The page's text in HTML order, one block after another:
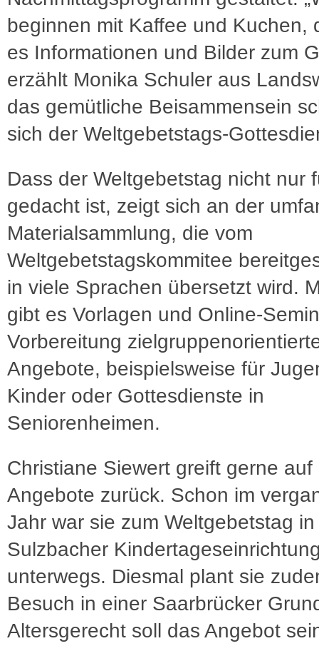
beginnen mit Kaffee und Kuchen,
es Informationen und Bilder zum
erzählt Monika Schuler aus
das gemütliche Beisammensein
sich der Weltgebetstags-
Dass der Weltgebetstag nicht nur
gedacht ist, zeigt sich an der
Materialsammlung, die vom
Weltgebetstagskommitee
in viele Sprachen übersetzt wird.
gibt es Vorlagen und Online-
Vorbereitung
Angebote, beispielsweise für
Kinder oder Gottesdienste in
Seniorenheimen.
Christiane Siewert greift gerne auf
Angebote zurück. Schon im
Jahr war sie zum Weltgebetstag
Sulzbacher
unterwegs. Diesmal plant sie
Besuch in einer Saarbrücker
Altersgerecht soll das Angebot